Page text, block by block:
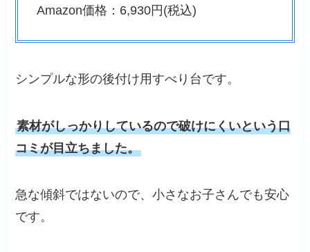
Amazon価格：6,930円(税込)
シンプルな形の後付け用すべり台です。
素材がしっかりしているので破けにくいという口
コミが目立ちました。
急な傾斜ではないので、小さなお子さんでも安心
です。